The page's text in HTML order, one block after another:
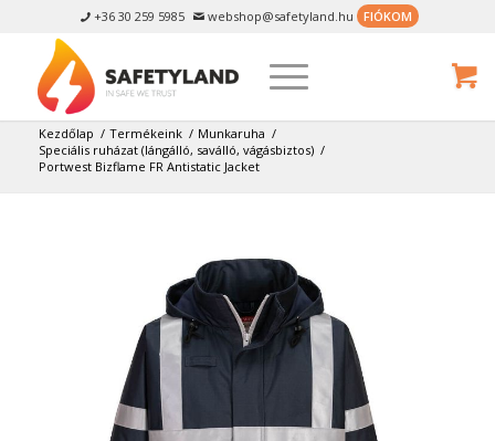
 +36 30 259 5985  webshop@safetyland.hu FIÓKOM
Kezdőlap / Termékeink / Munkaruha /
Speciális ruházat (lángálló, saválló, vágásbiztos) /
Portwest Bizflame FR Antistatic Jacket